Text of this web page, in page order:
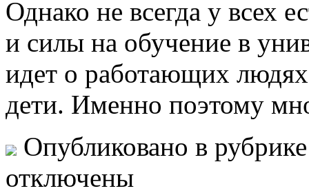
Однако не всегда у всех
и силы на обучение в
идет о работающих людях
дети. Именно поэтому
Опубликовано в
отключены